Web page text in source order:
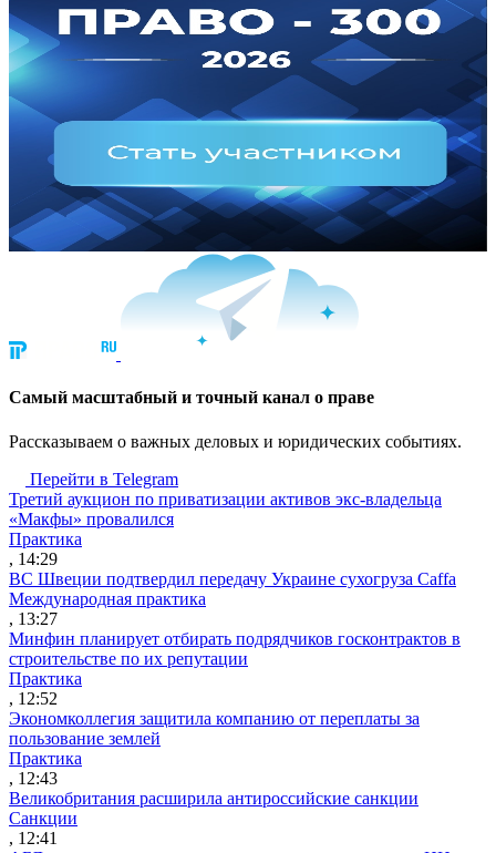
Cамый масштабный и точный канал о праве
Рассказываем о важных деловых и юридических событиях.
Перейти в Telegram
Третий аукцион по приватизации активов экс-владельца
«Макфы» провалился
Практика
, 14:29
ВС Швеции подтвердил передачу Украине сухогруза Caffa
Международная практика
, 13:27
Минфин планирует отбирать подрядчиков госконтрактов в
строительстве по их репутации
Практика
, 12:52
Экономколлегия защитила компанию от переплаты за
пользование землей
Практика
, 12:43
Великобритания расширила антироссийские санкции
Санкции
, 12:41